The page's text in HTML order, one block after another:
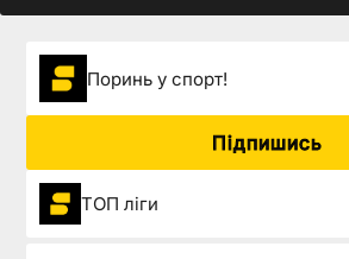
Поринь у спорт!
Підпишись
ТОП ліги